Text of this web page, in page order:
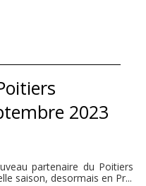
2023
partenaire du Poitiers
saison, desormais en Pr...